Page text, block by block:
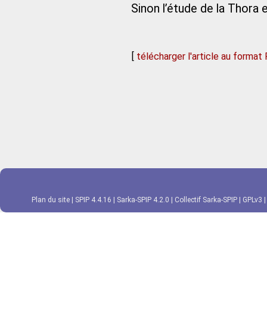
Sinon l’étude de la Thora
[ télécharger l'article au format
Plan du site SPIP 4.4.16 Sarka-SPIP 4.2.0 Collectif Sarka-SPIP GPLv3